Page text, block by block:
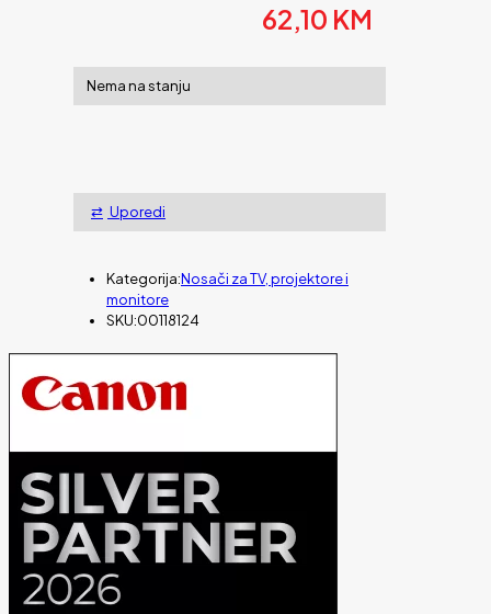
62,10 KM
Nema na stanju
Uporedi
Kategorija:Nosači za TV, projektore i
monitore
SKU:00118124